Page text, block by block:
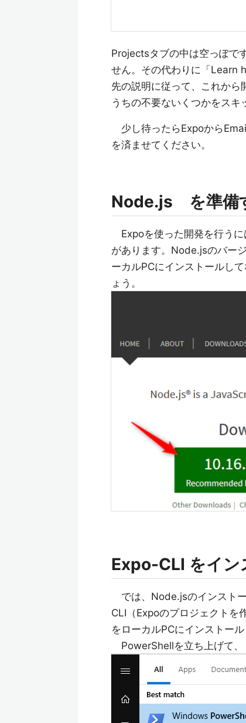
Projectsタブの中は空っぽで
せん。その代わりに「Learn
先の説明に従って、これか
うちの不要ないくつかをスキ
少し待ったらExpoから
を済ませてください。
Node.js を準備
Expoを使った開発を行う
があります。Node.jsのバー
ーカルPCにインストールし
ょう。
Expo-CLI をイン
では、Node.jsのインスト
CLI（Expoのプロジェクトを
をローカルPCにインストール
PowerShellを立ち上げて、